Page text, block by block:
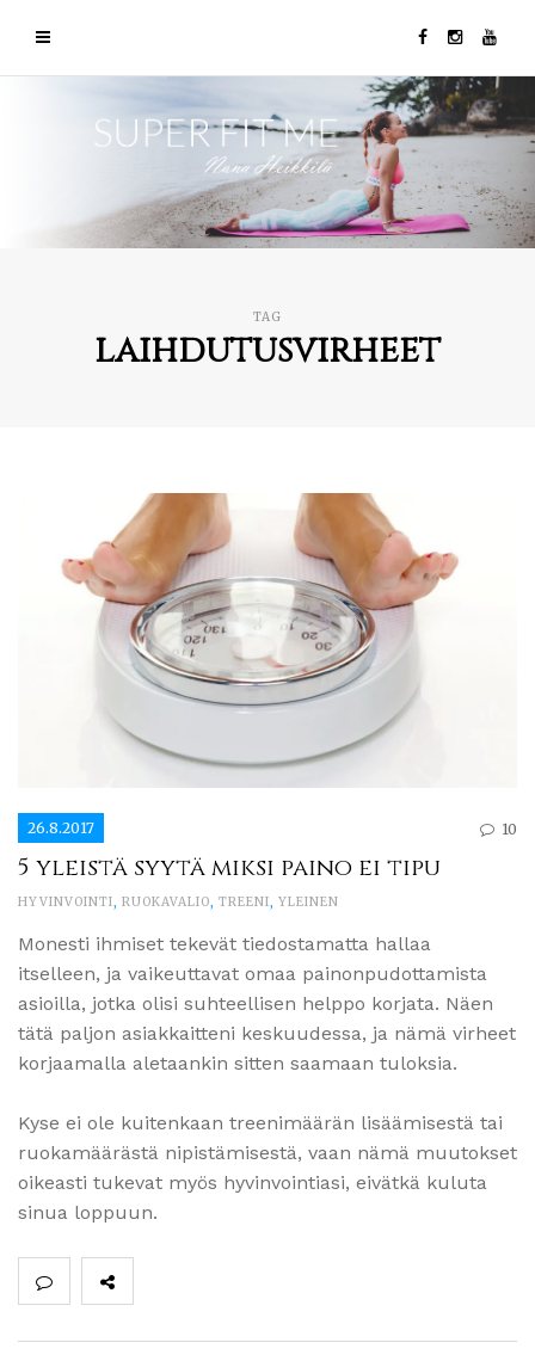
TAG
laihdutusvirheet
26.8.2017 10
5 yleistä syytä miksi paino ei tipu
HYVINVOINTI, RUOKAVALIO, TREENI, YLEINEN
Monesti ihmiset tekevät tiedostamatta hallaa
itselleen, ja vaikeuttavat omaa painonpudottamista
asioilla, jotka olisi suhteellisen helppo korjata. Näen
tätä paljon asiakkaitteni keskuudessa, ja nämä virheet
korjaamalla aletaankin sitten saamaan tuloksia.
Kyse ei ole kuitenkaan treenimäärän lisäämisestä tai
ruokamäärästä nipistämisestä, vaan nämä muutokset
oikeasti tukevat myös hyvinvointiasi, eivätkä kuluta
sinua loppuun.